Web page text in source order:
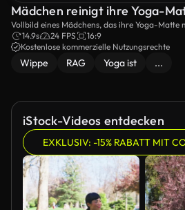
Mädchen reinigt ihre Yoga-
Vollbild eines Mädchens, das ihre Yoga-Matte
14.9s
24 FPS
16:9
Kostenlose kommerzielle Nutzungsrechte
Wippe RAG Yoga ist ...
iStock-Videos entdecken
EXKLUSIV: -15% RABATT MIT